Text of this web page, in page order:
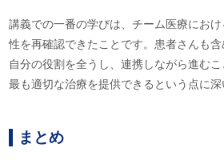
講義での一番の学びは、チーム医療にお
性を再確認できたことです。患者さんも
自分の役割を全うし、連携しながら進む
最も適切な治療を提供できるという点に深
まとめ